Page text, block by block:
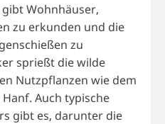
Wohnhäuser,
zu erkunden und die
zu
sprießt die wilde
Nutzpflanzen wie dem
Auch typische
gibt es, darunter die